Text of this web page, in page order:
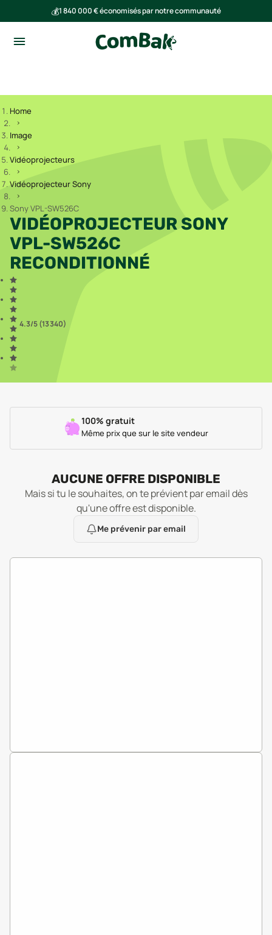
💰1 840 000 € économisés par notre communauté
Home
Image
Vidéoprojecteurs
Vidéoprojecteur Sony
Sony VPL-SW526C
VIDÉOPROJECTEUR SONY
VPL-SW526C
RECONDITIONNÉ
4.3/5 (13 340)
100% gratuit
Même prix que sur le site vendeur
AUCUNE OFFRE DISPONIBLE
Mais si tu le souhaites, on te prévient par email dès
qu'une offre est disponible.
Me prévenir par email